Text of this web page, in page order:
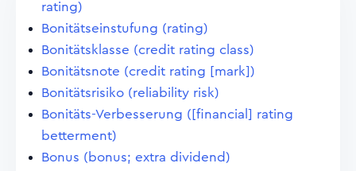
rating)
Bonitätseinstufung (rating)
Bonitätsklasse (credit rating class)
Bonitätsnote (credit rating [mark])
Bonitätsrisiko (reliability risk)
Bonitäts-Verbesserung ([financial] rating
betterment)
Bonus (bonus; extra dividend)